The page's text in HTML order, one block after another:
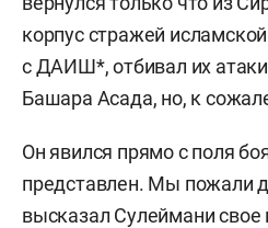
корпус стражей
с ДАИШ*, отбивал их
Башара Асада, но, к
Он явился прямо с поля
представлен. Мы пожали
высказал Сулеймани